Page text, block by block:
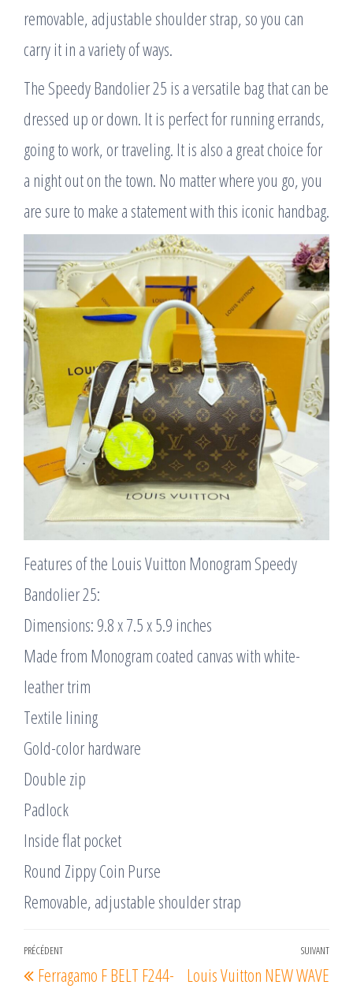
removable, adjustable shoulder strap, so you can
carry it in a variety of ways.
The Speedy Bandolier 25 is a versatile bag that can be
dressed up or down. It is perfect for running errands,
going to work, or traveling. It is also a great choice for
a night out on the town. No matter where you go, you
are sure to make a statement with this iconic handbag.
Features of the Louis Vuitton Monogram Speedy
Bandolier 25:
Dimensions: 9.8 x 7.5 x 5.9 inches
Made from Monogram coated canvas with white-
leather trim
Textile lining
Gold-color hardware
Double zip
Padlock
Inside flat pocket
Round Zippy Coin Purse
Removable, adjustable shoulder strap
Navigation
de
Article
précédent
PRÉCÉDENT
Ferragamo F BELT F244-
SUIVANT
Louis Vuitton NEW WAVE